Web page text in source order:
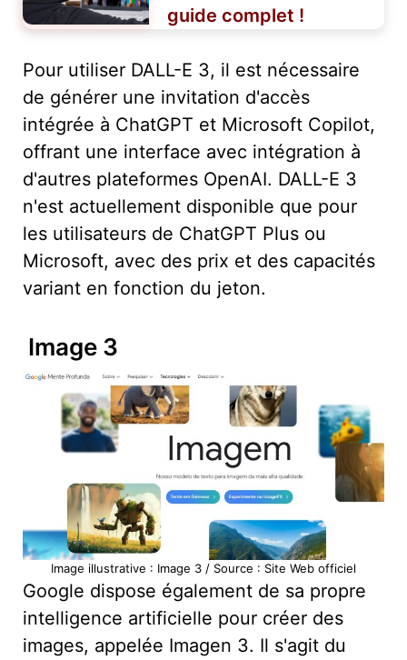
guide complet !
Pour utiliser DALL-E 3, il est nécessaire
de générer une invitation d'accès
intégrée à ChatGPT et Microsoft Copilot,
offrant une interface avec intégration à
d'autres plateformes OpenAI. DALL-E 3
n'est actuellement disponible que pour
les utilisateurs de ChatGPT Plus ou
Microsoft, avec des prix et des capacités
variant en fonction du jeton.
Image 3
Image illustrative : Image 3 / Source : Site Web officiel
Google dispose également de sa propre
intelligence artificielle pour créer des
images, appelée Imagen 3. Il s'agit du